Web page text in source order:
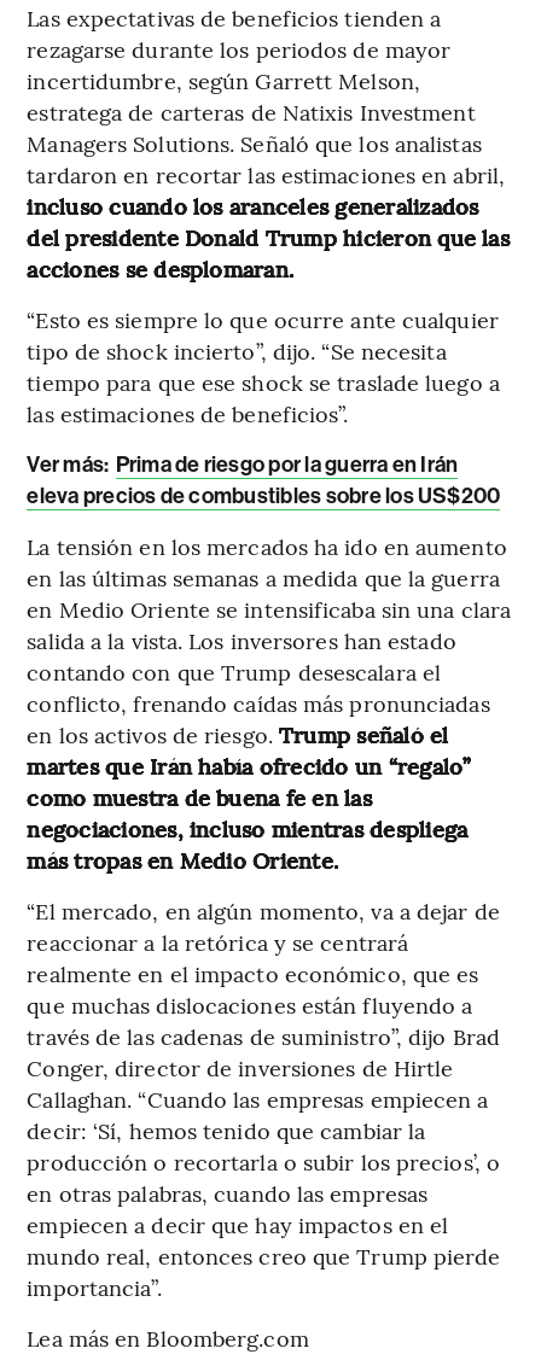
Las expectativas de beneficios tienden a
rezagarse durante los periodos de mayor
incertidumbre, según Garrett Melson,
estratega de carteras de Natixis Investment
Managers Solutions. Señaló que los analistas
tardaron en recortar las estimaciones en abril,
incluso cuando los aranceles generalizados
del presidente Donald Trump hicieron que las
acciones se desplomaran.
“Esto es siempre lo que ocurre ante cualquier
tipo de shock incierto”, dijo. “Se necesita
tiempo para que ese shock se traslade luego a
las estimaciones de beneficios”.
Ver más: Prima de riesgo por la guerra en Irán
eleva precios de combustibles sobre los US$200
La tensión en los mercados ha ido en aumento
en las últimas semanas a medida que la guerra
en Medio Oriente se intensificaba sin una clara
salida a la vista. Los inversores han estado
contando con que Trump desescalara el
conflicto, frenando caídas más pronunciadas
en los activos de riesgo. Trump señaló el
martes que Irán había ofrecido un “regalo”
como muestra de buena fe en las
negociaciones, incluso mientras despliega
más tropas en Medio Oriente.
“El mercado, en algún momento, va a dejar de
reaccionar a la retórica y se centrará
realmente en el impacto económico, que es
que muchas dislocaciones están fluyendo a
través de las cadenas de suministro”, dijo Brad
Conger, director de inversiones de Hirtle
Callaghan. “Cuando las empresas empiecen a
decir: ‘Sí, hemos tenido que cambiar la
producción o recortarla o subir los precios’, o
en otras palabras, cuando las empresas
empiecen a decir que hay impactos en el
mundo real, entonces creo que Trump pierde
importancia”.
Lea más en Bloomberg.com